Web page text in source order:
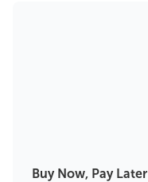
Buy Now, Pay Later